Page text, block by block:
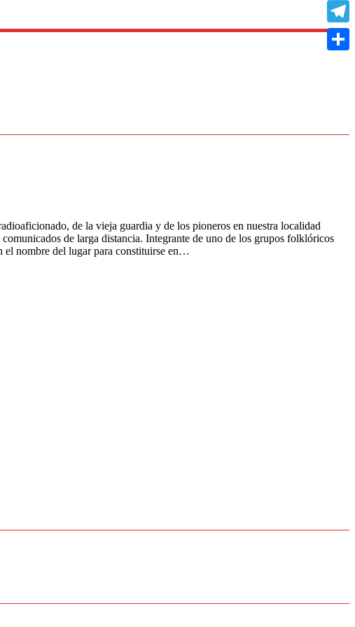
de la vieja guardia y de los pioneros en nuestra localidad
de larga distancia. Integrante de uno de los grupos folklóricos
el nombre del lugar para constituirse en…
Copy
Link